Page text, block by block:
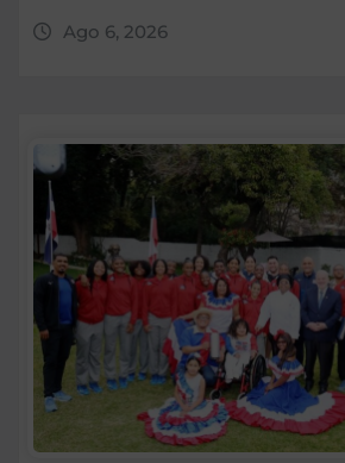
Ago 6, 2026